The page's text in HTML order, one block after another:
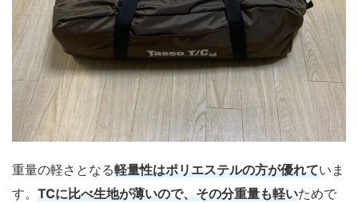
重量の軽さとなる軽量性はポリエステルの方が優れていま
す。 TCに比べ生地が薄いので、その分重量も軽いためで